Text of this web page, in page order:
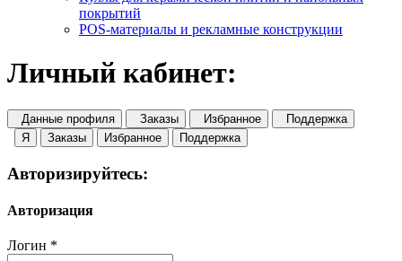
покрытий
POS-материалы и рекламные конструкции
Личный кабинет:
Данные профиля Заказы Избранное
Поддержка
Я
Заказы Избранное Поддержка
Авторизируйтесь:
Авторизация
Логин *